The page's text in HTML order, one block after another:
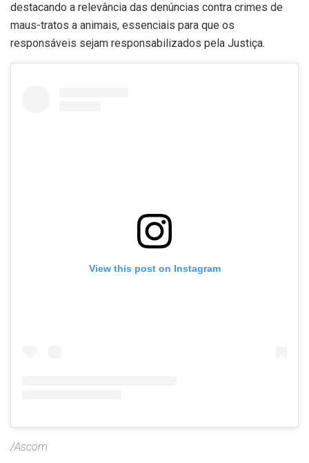
destacando a relevância das denúncias contra crimes de
maus-tratos a animais, essenciais para que os
responsáveis sejam responsabilizados pela Justiça.
View this post on Instagram
/Ascom